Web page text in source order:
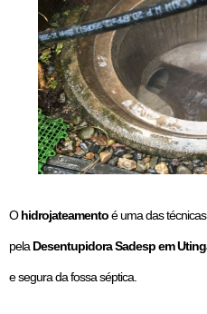
Ohidrojateamentoé uma das
pela Desentupidora Sadesp em
e segura da fossa séptica.